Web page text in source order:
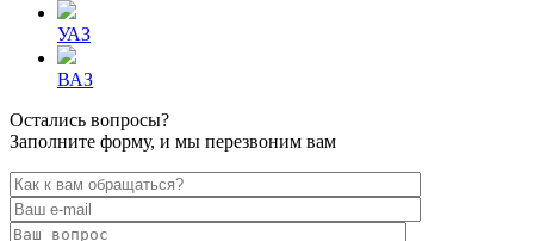
УАЗ
ВАЗ
Остались вопросы?
Заполните форму, и мы перезвоним вам